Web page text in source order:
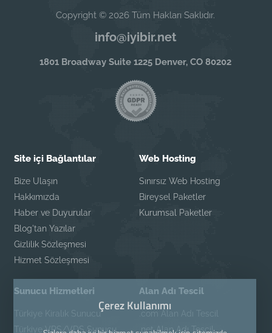
Copyright © 2026 Tüm Hakları Saklıdır.
info@iyibir.net
1801 Broadway Suite 1225 Denver, CO 80202
Site içi Bağlantılar
Bize Ulaşın
Hakkımızda
Haber ve Duyurular
Blog'tan Yazılar
Gizlilik Sözleşmesi
Hizmet Sözleşmesi
Web Hosting
Sınırsız Web Hosting
Bireysel Paketler
Kurumsal Paketler
Sunucu Hizmetleri
Türkiye Kiralık Sunucu
Türkiye VPS/VDS Sunucu
Alan Adı Tescil
.com Alan Adı Tescil
.net Alan Adı Tescil
Çerez Kullanımı